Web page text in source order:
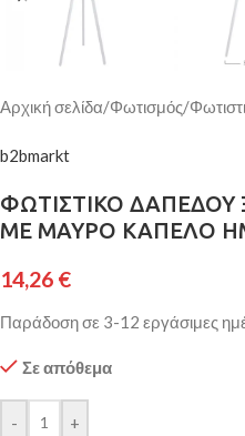
Αρχική σελίδα/Φωτισμός/
b2bmarkt
ΦΩΤΙΣΤΙΚΟ ΔΑΠΕΔΟΥ
ΜΕ ΜΑΥΡΟ ΚΑΠΕΛΟ
14,26 €
Παράδοση σε 3-12 εργάσιμες
Σε απόθεμα
- +